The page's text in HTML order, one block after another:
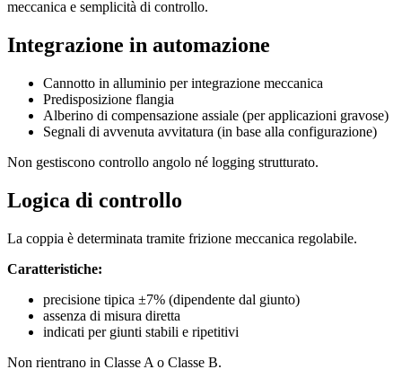
meccanica e semplicità di controllo.
Integrazione in automazione
Cannotto in alluminio per integrazione meccanica
Predisposizione flangia
Alberino di compensazione assiale (per applicazioni gravose)
Segnali di avvenuta avvitatura (in base alla configurazione)
Non gestiscono controllo angolo né logging strutturato.
Logica di controllo
La coppia è determinata tramite frizione meccanica regolabile.
Caratteristiche:
precisione tipica ±7% (dipendente dal giunto)
assenza di misura diretta
indicati per giunti stabili e ripetitivi
Non rientrano in Classe A o Classe B.